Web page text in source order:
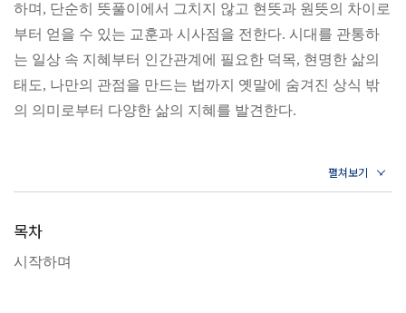
하며, 단순히 뜻풀이에서 그치지 않고 현뜻과 원뜻의 차이로
부터 얻을 수 있는 교훈과 시사점을 전한다. 시대를 관통하
는 일상 속 지혜부터 인간관계에 필요한 덕목, 현명한 삶의
태도, 나만의 관점을 만드는 법까지 옛말에 숨겨진 상식 밖
의 의미로부터 다양한 삶의 지혜를 발견한다.
목차
시작하며